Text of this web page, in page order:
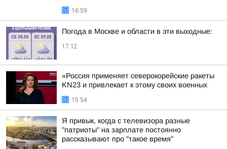
16:59
Погода в Москве и области в эти выходные:
17:12
«Россия применяет северокорейские ракеты
KN23 и привлекает к этому своих военных
15:54
Я привык, когда с телевизора разные
"патриоты" на зарплате постоянно
рассказывают про "такое время"